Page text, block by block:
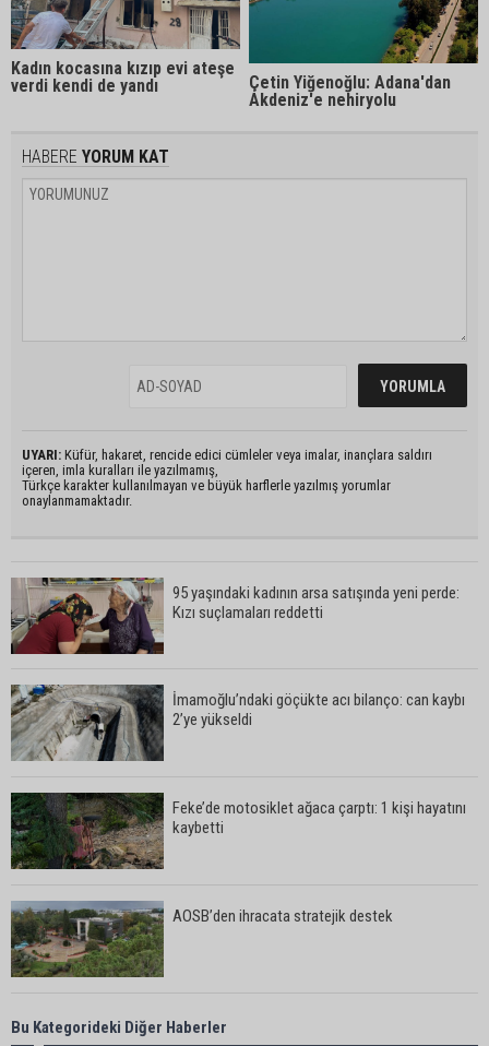
Kadın kocasına kızıp evi ateşe
verdi kendi de yandı
Çetin Yiğenoğlu: Adana'dan
Akdeniz'e nehiryolu
HABERE YORUM KAT
UYARI: Küfür, hakaret, rencide edici cümleler veya imalar, inançlara saldırı
içeren, imla kuralları ile yazılmamış,
Türkçe karakter kullanılmayan ve büyük harflerle yazılmış yorumlar
onaylanmamaktadır.
95 yaşındaki kadının arsa satışında yeni perde:
Kızı suçlamaları reddetti
İmamoğlu’ndaki göçükte acı bilanço: can kaybı
2’ye yükseldi
Feke’de motosiklet ağaca çarptı: 1 kişi hayatını
kaybetti
AOSB’den ihracata stratejik destek
Yeni Parti’nin Sarıçam ve Karataş teşkilatları
Bu Kategorideki Diğer Haberler